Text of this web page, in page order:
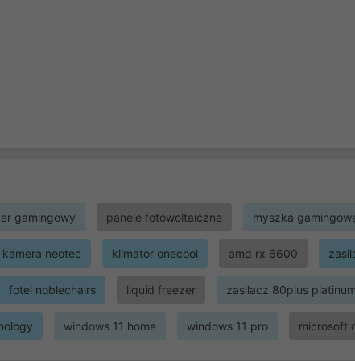
gamingowy panele fotowoltaiczne myszka
kamera neotec klimator onecool amd rx 6600
fotel noblechairs liquid freezer zasilacz 80plus platinum
windows 11 home windows 11 pro microsoft